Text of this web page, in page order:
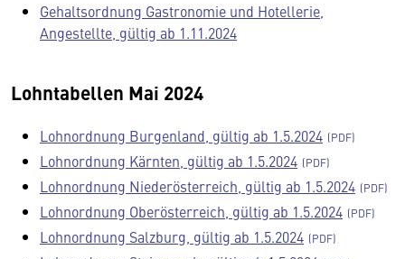
Gehaltsordnung Gastronomie und Hotellerie,
Angestellte, gültig ab 1.11.2024
Lohntabellen Mai 2024
Lohnordnung Burgenland, gültig ab 1.5.2024
Lohnordnung Kärnten, gültig ab 1.5.2024
Lohnordnung Niederösterreich, gültig ab 1.5.2024
Lohnordnung Oberösterreich, gültig ab 1.5.2024
Lohnordnung Salzburg, gültig ab 1.5.2024